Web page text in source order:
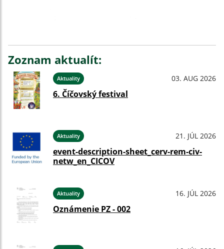
Zoznam aktualít:
Aktuality 03. AUG 2026
6. Číčovský festival
Aktuality 21. JÚL 2026
event-description-sheet_cerv-rem-civ-
netw_en_CICOV
Aktuality 16. JÚL 2026
Oznámenie PZ - 002